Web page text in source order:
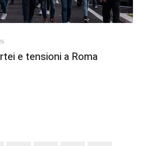
e tensioni a Roma